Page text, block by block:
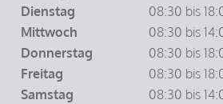
Dienstag
08:30 bis
Mittwoch
08:30 bis
Donnerstag
08:30 bis
Freitag
08:30 bis
Samstag
08:30 bis